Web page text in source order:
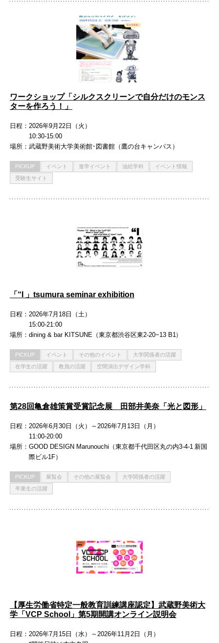
ワークショップ「シルクスクリーンで自分だけのモンス
ターを作ろう！」
日程
2026年9月22日（火）
10:30-15:00
場所
武蔵野美術大学美術館･図書館（鷹の台キャンパス）
PICKUP イベント 進学イベント 油絵学科
イベント情報
受験生サイト
「“I 」tsumura seminar exhibition
日程
2026年7月18日（土）
15:00-21:00
場所
dining & bar KITSUNE（東京都渋谷区東2-20−13 B1）
PICKUP イベント その他のイベント
大学関係者の活躍
在学生の活躍
教員の活躍 空間演出デザイン学科
第28回亀倉雄策賞受賞記念展 田部井美奈「光と図形」
日程
2026年6月30日（火）～2026年7月13日（月）
11:00-20:00
場所
GOOD DESIGN Marunouchi（東京都千代田区丸の内3-4-1 新国
際ビル1F）
PICKUP 展覧会 その他の展覧会
大学関係者の活躍
卒業生の活躍
【厚生労働省特定一般教育訓練講座認定】武蔵野美術大
学「VCP School」第5期開講オンライン説明会
日程
2026年7月15日（水）～2026年11月2日（月）